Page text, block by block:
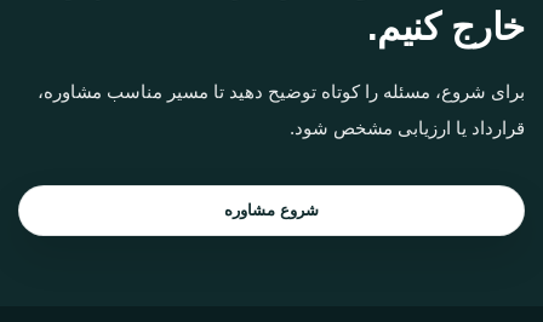
خارج کنیم.
برای شروع، مسئله را کوتاه توضیح دهید تا مسیر مناسب مشاوره،
قرارداد یا ارزیابی مشخص شود.
شروع مشاوره